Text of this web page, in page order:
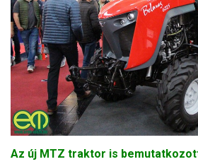
Az új MTZ traktor is